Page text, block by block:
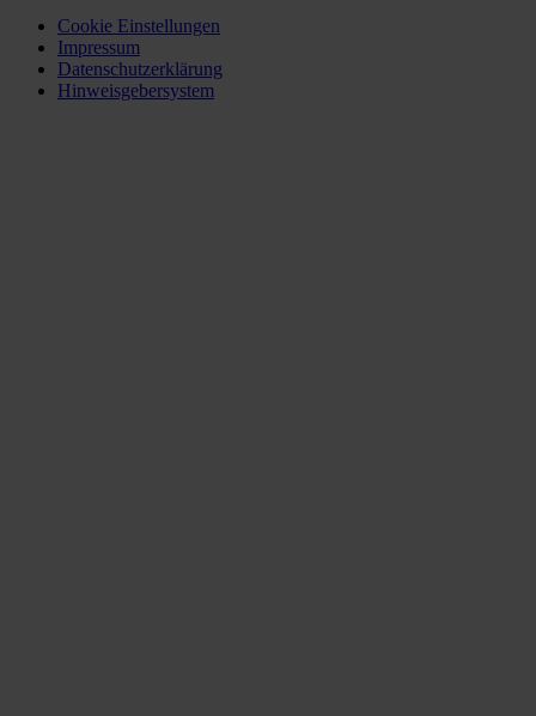
Cookie Einstellungen
Impressum
Datenschutzerklärung
Hinweisgebersystem